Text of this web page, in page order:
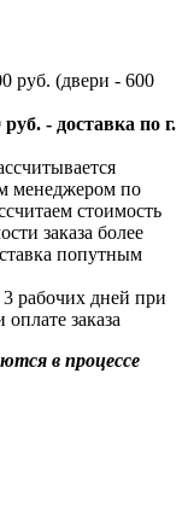
руб. (двери - 600
- доставка по г.
менеджером по
стоимость
заказа более
попутным
3 рабочих дней при
заказа
в процессе